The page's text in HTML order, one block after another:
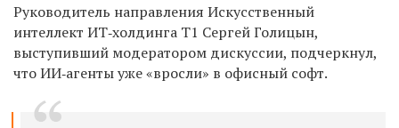
Руководитель направления Искусственный
интеллект ИТ‑холдинга Т1 Сергей Голицын,
выступивший модератором дискуссии, подчеркнул,
что ИИ‑агенты уже «вросли» в офисный софт.